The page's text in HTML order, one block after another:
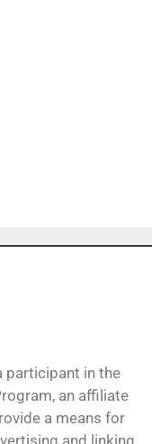
participant in the
an affiliate
a means for
and linking